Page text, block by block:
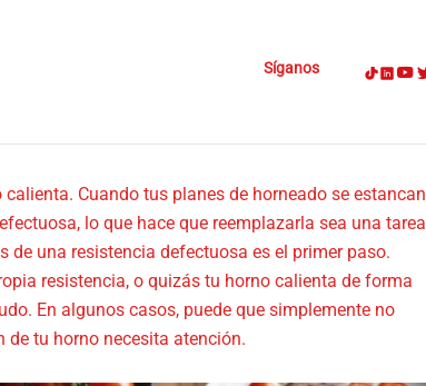
Síganos
Cuando tus planes de horneado se estancan
lo que hace que reemplazarla sea una tarea
de una resistencia defectuosa es el primer paso.
resistencia, o quizás tu horno calienta de forma
En algunos casos, puede que simplemente no
de tu horno necesita atención.